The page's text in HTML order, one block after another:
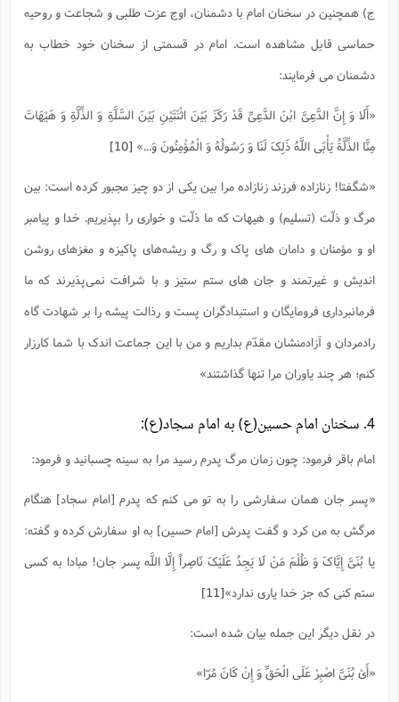
ج) همچنین در سخنان امام با دشمنان، اوج عزت طلبی و شجاعت و روحیه
حماسی قابل مشاهده است. امام در قسمتی از سخنان خود خطاب به
دشمنان می فرمایند:
«أَلَا وَ إِنَّ الدَّعِیَّ ابْنَ الدَّعِیِّ قَدْ رَکَزَ بَیْنَ اثْنَتَیْنِ بَیْنَ السَّلَّةِ وَ الذِّلَّةِ وَ هَیْهَاتَ
مِنَّا الذِّلَّةُ یَأْبَى اللَّهُ ذَلِکَ لَنَا وَ رَسُولُهُ وَ الْمُؤْمِنُونَ وَ...»
«شگفتا! زنازاده فرزند زنازاده مرا بین یکى از دو چیز مجبور کرده است: بین
مرگ و ذلّت (تسلیم) و هیهات که ما ذلّت و خوارى را بپذیریم. خدا و پیامبر
او و مؤمنان و دامان هاى پاک و رگ و ریشه‌هاى پاکیزه و مغزهاى روشن
اندیش و غیرتمند و جان هاى ستم ستیز و با شرافت نمى‌پذیرند که ما
فرمانبردارى فرومایگان و استبدادگران پست و رذالت پیشه را بر شهادت گاه
رادمردان و آزادمنشان مقدّم بداریم و من با این جماعت اندک با شما کارزار
کنم؛ هر چند یاوران مرا تنها گذاشتند»
4. سخنان امام حسین(ع) به امام سجاد(ع):
امام باقر فرمود: چون زمان مرگ پدرم رسید مرا به سینه چسبانید و فرمود:
«پسر جان همان سفارشى را به تو می کنم که پدرم [امام سجاد] هنگام
مرگش به من کرد و گفت پدرش [امام حسین] به او سفارش کرده و گفته:
یا بُنَیَّ إِیَّاکَ وَ ظُلْمَ مَنْ لَا یَجِدُ عَلَیْکَ نَاصِراً إِلَّا اللَّه‌ پسر جان! مبادا به کسى
ستم کنى که جز خدا یارى ندارد»[11]
در نقل دیگر این جمله بیان شده است:
«أَیْ بُنَیَّ اصْبِرْ عَلَى الْحَقِّ وَ إِنْ کَانَ مُرّا»